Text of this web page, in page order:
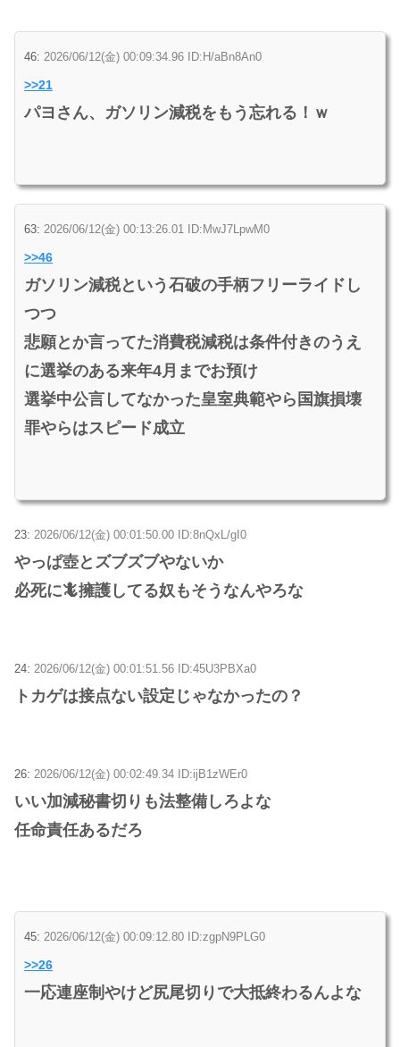
46: 2026/06/12(金) 00:09:34.96 ID:H/aBn8An0
>>21
パヨさん、ガソリン減税をもう忘れる！ｗ
63: 2026/06/12(金) 00:13:26.01 ID:MwJ7LpwM0
>>46
ガソリン減税という石破の手柄フリーライドし
つつ
悲願とか言ってた消費税減税は条件付きのうえ
に選挙のある来年4月までお預け
選挙中公言してなかった皇室典範やら国旗損壊
罪やらはスピード成立
23: 2026/06/12(金) 00:01:50.00 ID:8nQxL/gI0
やっぱ壺とズブズブやないか
必死に🦎擁護してる奴もそうなんやろな
24: 2026/06/12(金) 00:01:51.56 ID:45U3PBXa0
トカゲは接点ない設定じゃなかったの？
26: 2026/06/12(金) 00:02:49.34 ID:ijB1zWEr0
いい加減秘書切りも法整備しろよな
任命責任あるだろ
45: 2026/06/12(金) 00:09:12.80 ID:zgpN9PLG0
>>26
一応連座制やけど尻尾切りで大抵終わるんよな